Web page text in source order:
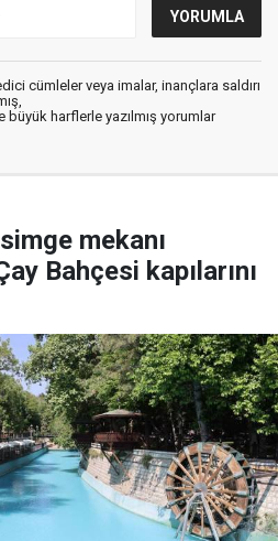
cümleler veya imalar, inançlara saldırı
büyük harflerle yazılmış yorumlar
mekanı
Bahçesi kapılarını